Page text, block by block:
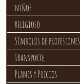
niños
religioso
Símbolos de profesiones
transporte
Planes y Precios